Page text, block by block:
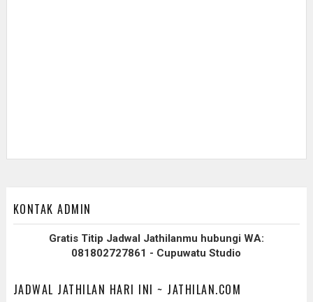
KONTAK ADMIN
Gratis Titip Jadwal Jathilanmu hubungi WA:
081802727861 - Cupuwatu Studio
JADWAL JATHILAN HARI INI ~ JATHILAN.COM